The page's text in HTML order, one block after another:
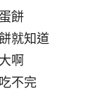
餅
就知道
啊
不完